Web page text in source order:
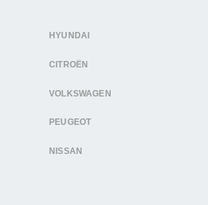
HYUNDAI
CITROËN
VOLKSWAGEN
PEUGEOT
NISSAN